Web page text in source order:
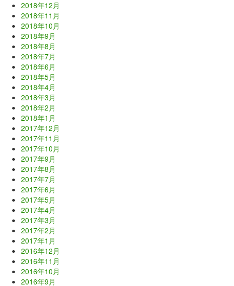
2018年12月
2018年11月
2018年10月
2018年9月
2018年8月
2018年7月
2018年6月
2018年5月
2018年4月
2018年3月
2018年2月
2018年1月
2017年12月
2017年11月
2017年10月
2017年9月
2017年8月
2017年7月
2017年6月
2017年5月
2017年4月
2017年3月
2017年2月
2017年1月
2016年12月
2016年11月
2016年10月
2016年9月